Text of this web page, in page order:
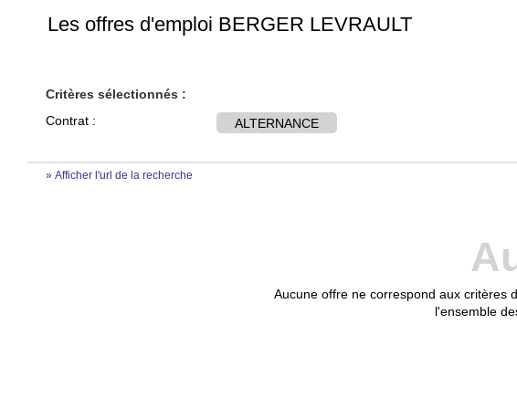
Les offres d'emploi BERGER LEVRAULT
Critères sélectionnés :
Contrat :
ALTERNANCE
» Afficher l'url de la recherche
Aucune offre ne correspond aux critères
l'ensemble